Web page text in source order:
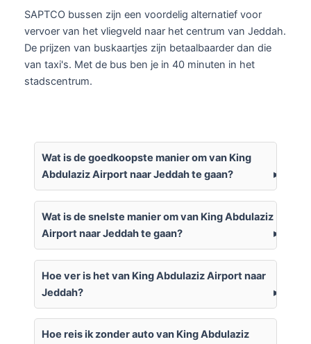
SAPTCO bussen zijn een voordelig alternatief voor
vervoer van het vliegveld naar het centrum van Jeddah.
De prijzen van buskaartjes zijn betaalbaarder dan die
van taxi's. Met de bus ben je in 40 minuten in het
stadscentrum.
Wat is de goedkoopste manier om van King
Abdulaziz Airport naar Jeddah te gaan?
Wat is de snelste manier om van King Abdulaziz
Airport naar Jeddah te gaan?
Hoe ver is het van King Abdulaziz Airport naar
Jeddah?
Hoe reis ik zonder auto van King Abdulaziz